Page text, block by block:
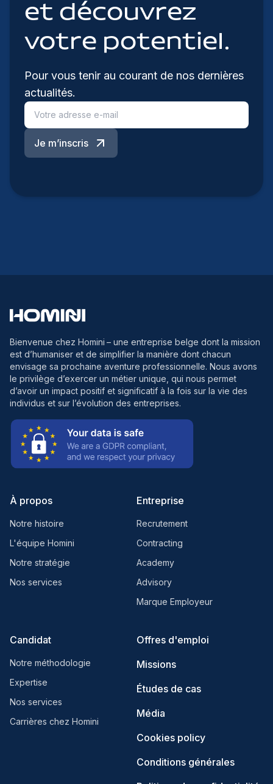
et découvrez
votre potentiel.
Pour vous tenir au courant de nos dernières
actualités.
Je m’inscris
Bienvenue chez Homini – une entreprise belge dont la mission
est d’humaniser et de simplifier la manière dont chacun
envisage sa prochaine aventure professionnelle. Nous avons
le privilège d’exercer un métier unique, qui nous permet
d’avoir un impact positif et significatif à la fois sur la vie des
individus et sur l’évolution des entreprises.
À propos
Notre histoire
L'équipe Homini
Notre stratégie
Nos services
Entreprise
Recrutement
Contracting
Academy
Advisory
Marque Employeur
Candidat
Notre méthodologie
Expertise
Nos services
Carrières chez Homini
Offres d'emploi
Missions
Études de cas
Média
Cookies policy
Conditions générales